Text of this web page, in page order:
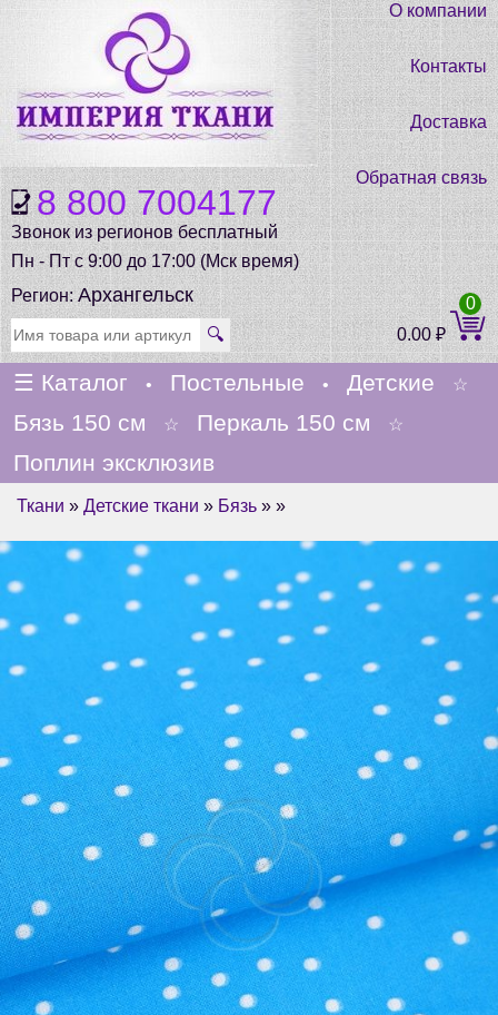
8 800 7004177
Звонок из регионов бесплатный
Пн - Пт с 9:00 до 17:00 (Мск время)
О компании
Контакты
Доставка
Обратная связь
Регион:Архангельск
🔍 0.00₽
0
☰ Каталог • Постельные • Детские ☆
Бязь 150 см ☆ Перкаль 150 см ☆
Поплин эксклюзив
Ткани » Детские ткани » Бязь » »